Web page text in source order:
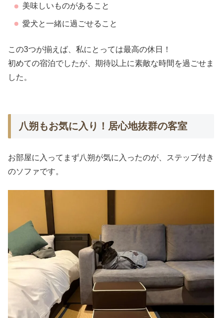
美味しいものがあること
愛犬と一緒に過ごせること
この3つが揃えば、私にとっては最高の休日！
初めての宿泊でしたが、期待以上に素敵な時間を過ごせま
した。
八朔もお気に入り！居心地抜群の客室
お部屋に入ってまず八朔が気に入ったのが、ステップ付き
のソファです。